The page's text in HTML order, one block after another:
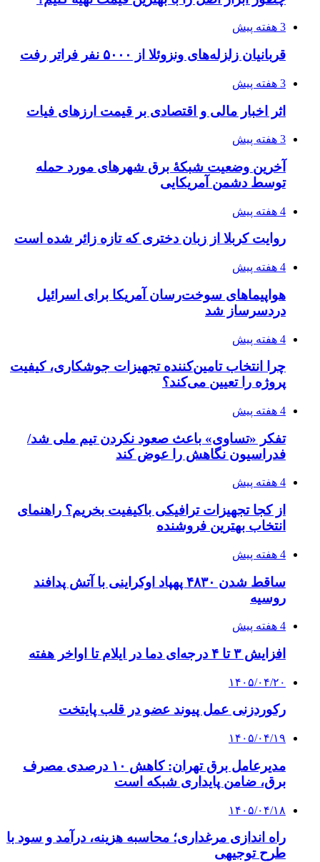
روسیه
4 هفته پیش
افزایش ۳ تا ۴ درجه‌ای دما در ایلام تا اواخر هفته
۱۴۰۵/۰۴/۲۰
رکوردزنی عمل پیوند عضو در قلب پایتخت
۱۴۰۵/۰۴/۱۹
برق، ضامن پایداری شبکه است
۱۴۰۵/۰۴/۱۸
راه اندازی مرغداری؛ محاسبه هزینه، درآمد و سود با
طرح توجیهی
۱۴۰۵/۰۴/۱۸
۱۴۲۰؛ راه ارتباطی بیمه شدگان تأمین‌اجتماعی
۱۴۰۵/۰۴/۱۶
طی ۲ تا ۳ ماه آینده
پیوندها
صندوق طلا
وام فوری
بازار و کسب و کار
4 ساعت پیش
روی دیگر پلتفرم‌های آنلاین طلا؛ چیزی که قبل از
خرید باید بدانید
3 هفته پیش
خرید ابزار آلات دستی و صنعتی زیر قیمت بازار؛
چطور ابزار اصل را با بهترین قیمت تهیه کنیم؟
چرا انتخاب تامین‌کننده تجهیزات جوشکاری، کیفیت
از کجا تجهیزات ترافیکی باکیفیت بخریم؟ راهنمای
۱۴۰۵/۰۴/۱۸